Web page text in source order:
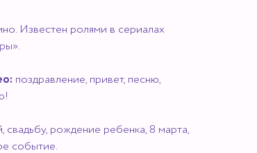
Известен ролями в сериалах
поздравление, привет, песню,
рождение ребенка, 8 марта,
событие.